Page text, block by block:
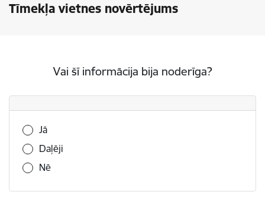
Tīmekļa vietnes novērtējums
Vai šī informācija bija noderīga?
Vai šī informācija bija noderīga?
Jā
Daļēji
Nē